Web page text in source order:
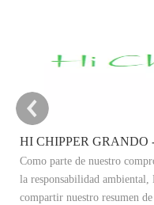
Como parte de nuestro
la responsabilidad ambiental,
compartir nuestro resumen